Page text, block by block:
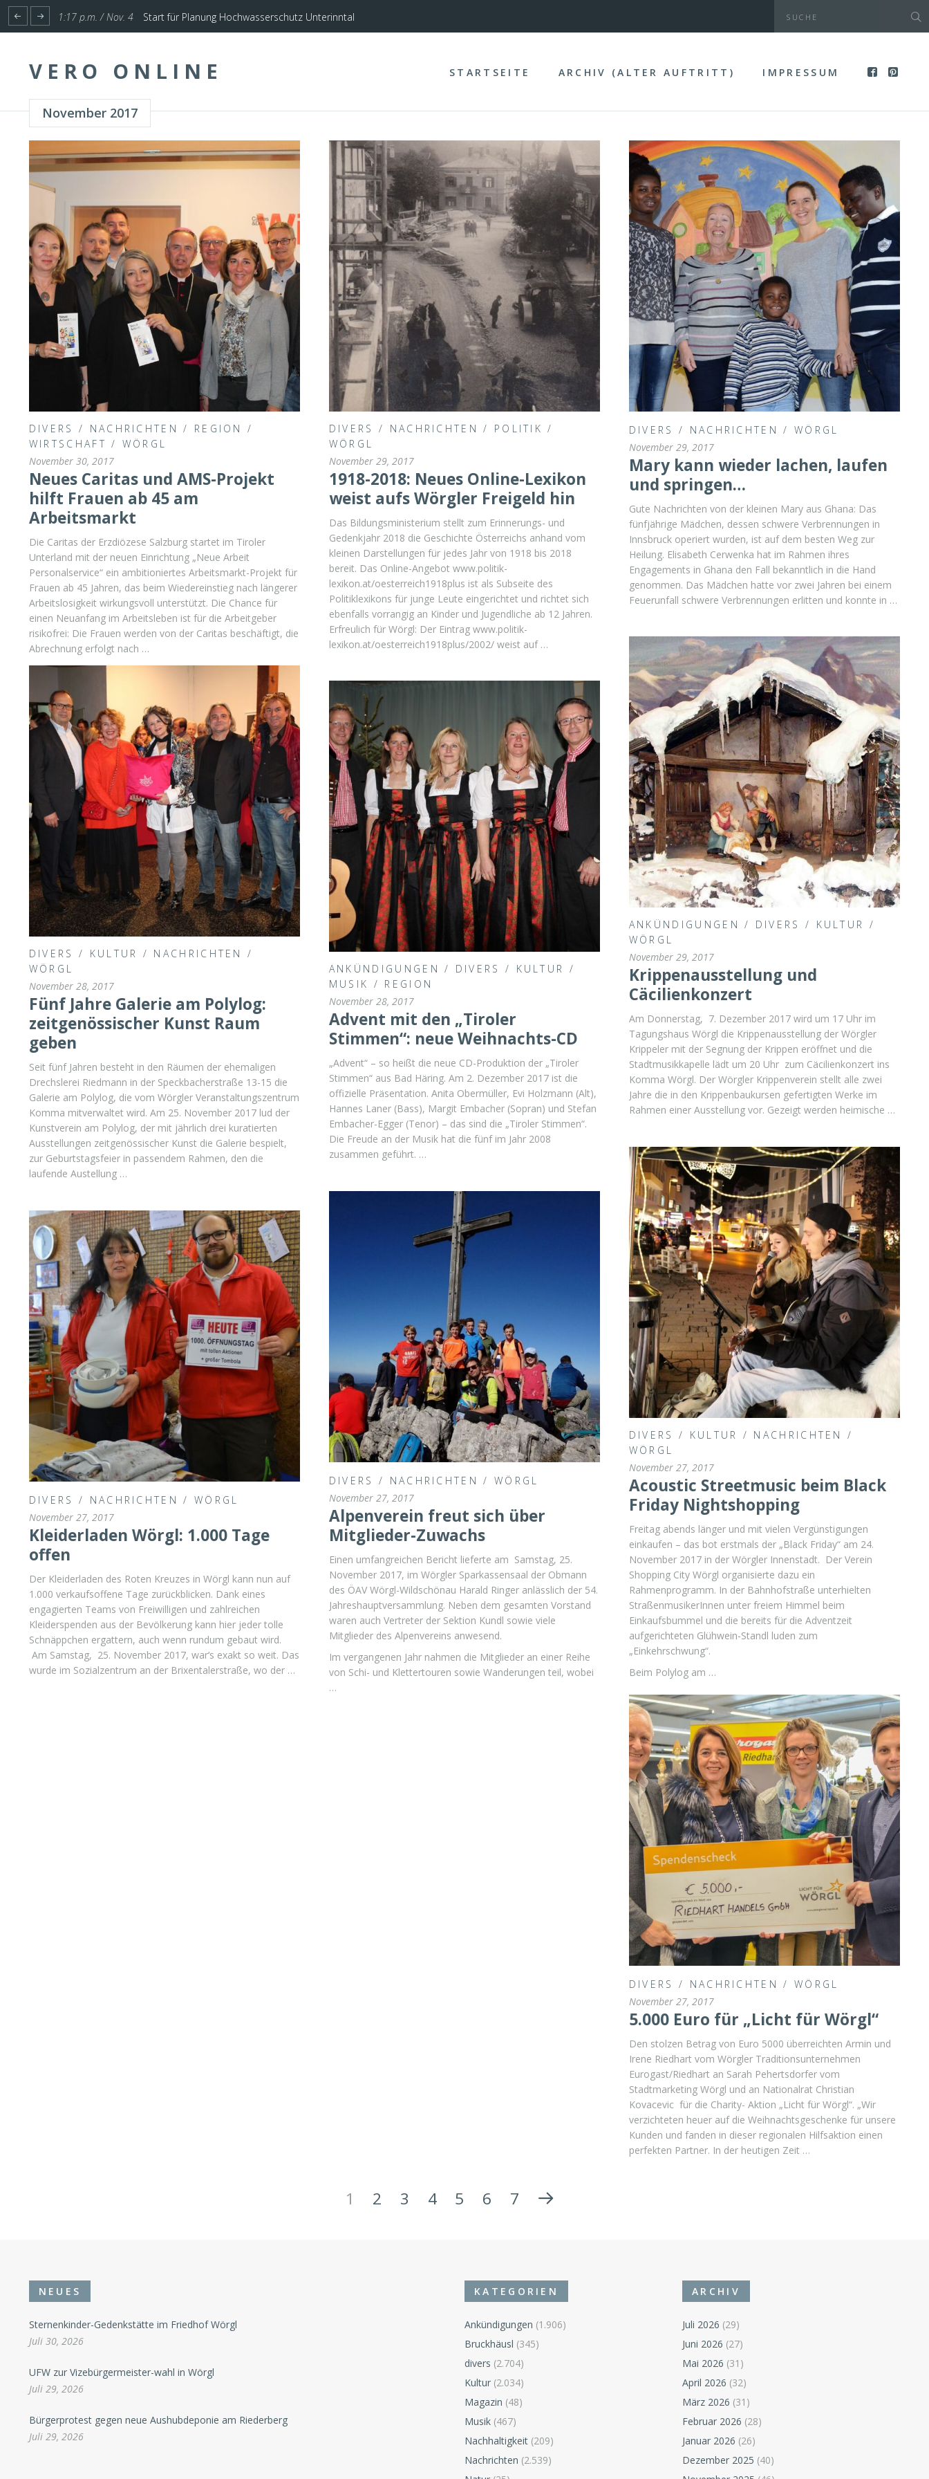
1:17 p.m. / Nov. 4 Start für Planung Hochwasserschutz Unterinntal
VERO ONLINE STARTSEITE ARCHIV (ALTER AUFTRITT) IMPRESSUM
November 2017
DIVERS / NACHRICHTEN / REGION
/
WIRTSCHAFT / WÖRGL
November 30, 2017
Neues Caritas und AMS-Projekt
hilft Frauen ab 45 am
Arbeitsmarkt
Die Caritas der Erzdiözese Salzburg startet im Tiroler
Unterland mit der neuen Einrichtung „Neue Arbeit
Personalservice“ ein ambitioniertes Arbeitsmarkt-Projekt für
Frauen ab 45 Jahren, das beim Wiedereinstieg nach längerer
Arbeitslosigkeit wirkungsvoll unterstützt. Die Chance für
einen Neuanfang im Arbeitsleben ist für die Arbeitgeber
risikofrei: Die Frauen werden von der Caritas beschäftigt, die
Abrechnung erfolgt nach …
DIVERS / NACHRICHTEN / POLITIK /
WÖRGL
November 29, 2017
1918-2018: Neues Online-Lexikon
weist aufs Wörgler Freigeld hin
Das Bildungsministerium stellt zum Erinnerungs- und
Gedenkjahr 2018 die Geschichte Österreichs anhand vom
kleinen Darstellungen für jedes Jahr von 1918 bis 2018
bereit. Das Online-Angebot www.politik-
lexikon.at/oesterreich1918plus ist als Subseite des
Politiklexikons für junge Leute eingerichtet und richtet sich
ebenfalls vorrangig an Kinder und Jugendliche ab 12 Jahren.
Erfreulich für Wörgl: Der Eintrag www.politik-
lexikon.at/oesterreich1918plus/2002/ weist auf …
DIVERS / NACHRICHTEN / WÖRGL
November 29, 2017
Mary kann wieder lachen, laufen
und springen…
Gute Nachrichten von der kleinen Mary aus Ghana: Das
fünfjährige Mädchen, dessen schwere Verbrennungen in
Innsbruck operiert wurden, ist auf dem besten Weg zur
Heilung. Elisabeth Cerwenka hat im Rahmen ihres
Engagements in Ghana den Fall bekanntlich in die Hand
genommen. Das Mädchen hatte vor zwei Jahren bei einem
Feuerunfall schwere Verbrennungen erlitten und konnte in …
ANKÜNDIGUNGEN / DIVERS / KULTUR /
WÖRGL
November 29, 2017
Krippenausstellung und
Cäcilienkonzert
Am Donnerstag, 7. Dezember 2017 wird um 17 Uhr im
Tagungshaus Wörgl die Krippenausstellung der Wörgler
Krippeler mit der Segnung der Krippen eröffnet und die
Stadtmusikkapelle lädt um 20 Uhr zum Cäcilienkonzert ins
Komma Wörgl. Der Wörgler Krippenverein stellt alle zwei
Jahre die in den Krippenbaukursen gefertigten Werke im
Rahmen einer Ausstellung vor. Gezeigt werden heimische …
DIVERS / KULTUR / NACHRICHTEN
/
WÖRGL
November 28, 2017
Fünf Jahre Galerie am Polylog:
zeitgenössischer Kunst Raum
geben
Seit fünf Jahren besteht in den Räumen der ehemaligen
Drechslerei Riedmann in der Speckbacherstraße 13-15 die
Galerie am Polylog, die vom Wörgler Veranstaltungszentrum
Komma mitverwaltet wird. Am 25. November 2017 lud der
Kunstverein am Polylog, der mit jährlich drei kuratierten
Ausstellungen zeitgenössischer Kunst die Galerie bespielt,
zur Geburtstagsfeier in passendem Rahmen, den die
laufende Austellung …
ANKÜNDIGUNGEN / DIVERS / KULTUR /
MUSIK / REGION
November 28, 2017
Advent mit den „Tiroler
Stimmen“: neue Weihnachts-CD
„Advent“ – so heißt die neue CD-Produktion der „Tiroler
Stimmen“ aus Bad Häring. Am 2. Dezember 2017 ist die
offizielle Präsentation. Anita Obermüller, Evi Holzmann (Alt),
Hannes Laner (Bass), Margit Embacher (Sopran) und Stefan
Embacher-Egger (Tenor) – das sind die „Tiroler Stimmen“.
Die Freude an der Musik hat die fünf im Jahr 2008
zusammen geführt. …
DIVERS / KULTUR / NACHRICHTEN
/
WÖRGL
November 27, 2017
Acoustic Streetmusic beim Black
Friday Nightshopping
Freitag abends länger und mit vielen Vergünstigungen
einkaufen – das bot erstmals der „Black Friday“ am 24.
November 2017 in der Wörgler Innenstadt. Der Verein
Shopping City Wörgl organisierte dazu ein
Rahmenprogramm. In der Bahnhofstraße unterhielten
StraßenmusikerInnen unter freiem Himmel beim
Einkaufsbummel und die bereits für die Adventzeit
aufgerichteten Glühwein-Standl luden zum
„Einkehrschwung“.
Beim Polylog am …
DIVERS / NACHRICHTEN / WÖRGL
November 27, 2017
Alpenverein freut sich über
Mitglieder-Zuwachs
Einen umfangreichen Bericht lieferte am Samstag, 25.
November 2017, im Wörgler Sparkassensaal der Obmann
des ÖAV Wörgl-Wildschönau Harald Ringer anlässlich der 54.
Jahreshauptversammlung. Neben dem gesamten Vorstand
waren auch Vertreter der Sektion Kundl sowie viele
Mitglieder des Alpenvereins anwesend.
Im vergangenen Jahr nahmen die Mitglieder an einer Reihe
von Schi- und Klettertouren sowie Wanderungen teil, wobei
…
DIVERS / NACHRICHTEN / WÖRGL
November 27, 2017
Kleiderladen Wörgl: 1.000 Tage
offen
Der Kleiderladen des Roten Kreuzes in Wörgl kann nun auf
1.000 verkaufsoffene Tage zurück­blicken. Dank eines
engagierten Teams von Freiwilligen und zahlreichen
Kleiderspenden aus der Bevölkerung kann hier jeder tolle
Schnäppchen ergattern, auch wenn rundum gebaut wird.
Am Samstag, 25. November 2017, war‘s ex­akt so weit. Das
wurde im Sozialzentrum an der Brixenta­lerstraße, wo der …
DIVERS / NACHRICHTEN / WÖRGL
November 27, 2017
5.000 Euro für „Licht für Wörgl“
Den stolzen Betrag von Euro 5000 überreichten Armin und
Irene Riedhart vom Wörgler Traditionsunternehmen
Eurogast/Riedhart an Sarah Pehertsdorfer vom
Stadtmarketing Wörgl und an Nationalrat Christian
Kovacevic für die Charity- Aktion „Licht für Wörgl“. „Wir
verzichteten heuer auf die Weihnachtsgeschenke für unsere
Kunden und fanden in dieser regionalen Hilfsaktion einen
perfekten Partner. In der heutigen Zeit …
1 2 3 4 5 6 7
NEUES
Sternenkinder-Gedenkstätte im Friedhof Wörgl
Juli 30, 2026
UFW zur Vizebürgermeister-wahl in Wörgl
Juli 29, 2026
Bürgerprotest gegen neue Aushubdeponie am Riederberg
Juli 29, 2026
KATEGORIEN
Ankündigungen (1.906)
Bruckhäusl (345)
divers (2.704)
Kultur (2.034)
Magazin (48)
Musik (467)
Nachhaltigkeit (209)
Nachrichten (2.539)
ARCHIV
Juli 2026 (29)
Juni 2026 (27)
Mai 2026 (31)
April 2026 (32)
März 2026 (31)
Februar 2026 (28)
Januar 2026 (26)
Dezember 2025 (40)